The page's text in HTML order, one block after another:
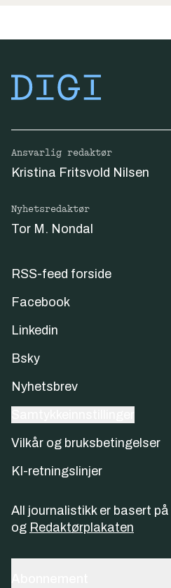
Ansvarlig redaktør
Kristina Fritsvold Nilsen
Nyhetsredaktør
Tor M. Nondal
RSS-feed forside
Facebook
Linkedin
Bsky
Nyhetsbrev
Vilkår og bruksbetingelser
KI-retningslinjer
All journalistikk er basert på
og Redaktørplakaten